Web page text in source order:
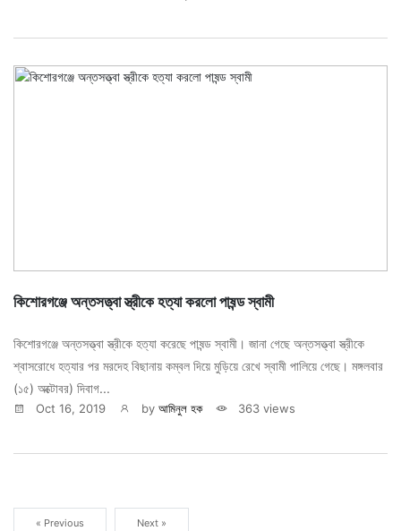
কিশোরগঞ্জে অন্তসত্ত্বা স্ত্রীকে হত্যা করলো পাষন্ড স্বামী
কিশোরগঞ্জে অন্তসত্ত্বা স্ত্রীকে হত্যা করেছে পাষন্ড স্বামী। জানা গেছে অন্তসত্ত্বা স্ত্রীকে
শ্বাসরোধে হত্যার পর মরদেহ বিছানায় কম্বল দিয়ে মুড়িয়ে রেখে স্বামী পালিয়ে গেছে। মঙ্গলবার
(১৫) অক্টোবর) দিবাগ...
Oct 16, 2019 by আমিনুল হক 363 views
« Previous Next »